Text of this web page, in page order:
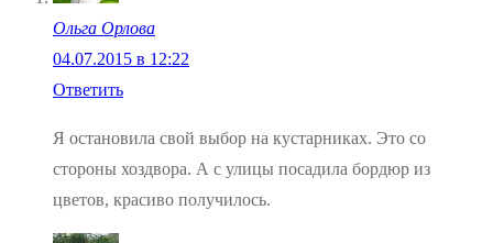
Ольга Орлова
04.07.2015 в 12:22
Ответить
Я остановила свой выбор на кустарниках. Это со
стороны хоздвора. А с улицы посадила бордюр из
цветов, красиво получилось.